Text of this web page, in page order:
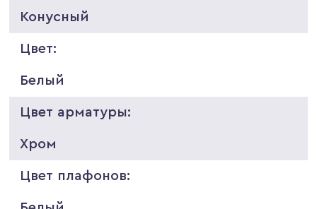
Конусный
Цвет:
Белый
Цвет арматуры:
Хром
Цвет плафонов: